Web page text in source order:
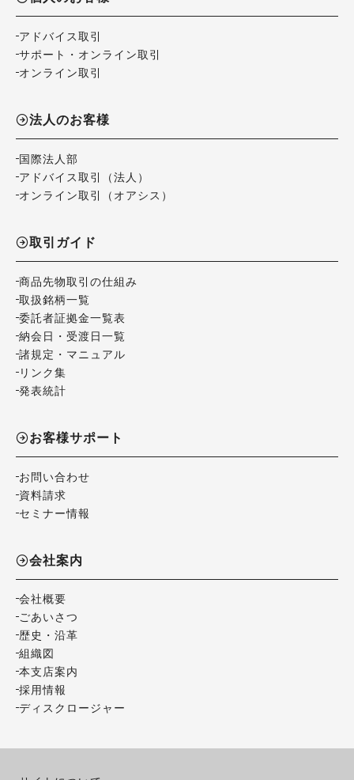
アドバイス取引
サポート・オンライン取引
オンライン取引
法人のお客様
国際法人部
アドバイス取引（法人）
オンライン取引（オアシス）
取引ガイド
商品先物取引の仕組み
取扱銘柄一覧
委託者証拠金一覧表
納会日・受渡日一覧
諸規定・マニュアル
リンク集
発表統計
お客様サポート
お問い合わせ
資料請求
セミナー情報
会社案内
会社概要
ごあいさつ
歴史・沿革
組織図
本支店案内
採用情報
ディスクロージャー